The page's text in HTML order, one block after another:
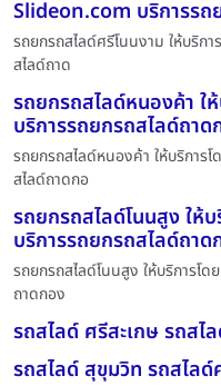
Slideon.com บริการรถ
รถยกรถสไลด์ศรีโนนงาม ให้บริก
สไลด์ถาด
รถยกรถสไลด์หนองค้า ใ
บริการรถยกรถสไลด์ถาด
รถยกรถสไลด์หนองค้า ให้บริการ
สไลด์ถาดกอ
รถยกรถสไลด์โนนสูง ให้
บริการรถยกรถสไลด์ถาด
รถยกรถสไลด์โนนสูง ให้บริการโ
ถาดกอง
รถสไลด์ ศรีสะเกษ รถสไ
รถสไลด์ สุขุมวิท รถสไลด์